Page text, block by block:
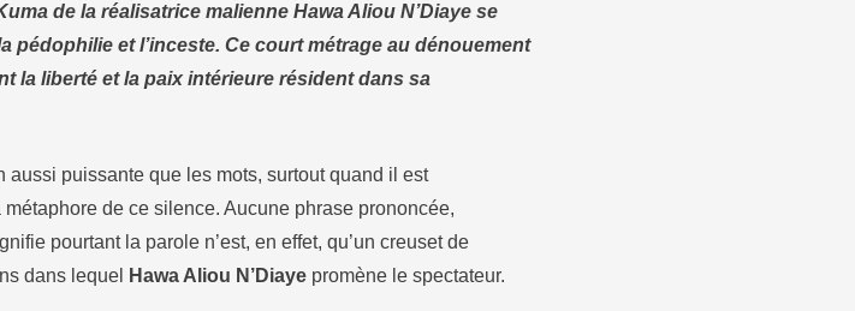
de la réalisatrice malienne Hawa Aliou N’Diaye se
et l’inceste. Ce court métrage au dénouement
la liberté et la paix intérieure résident dans sa
aussi puissante que les mots, surtout quand il est
métaphore de ce silence. Aucune phrase prononcée,
pourtant la parole n’est, en effet, qu’un creuset de
dans lequel
Hawa Aliou N’Diaye promène le spectateur.